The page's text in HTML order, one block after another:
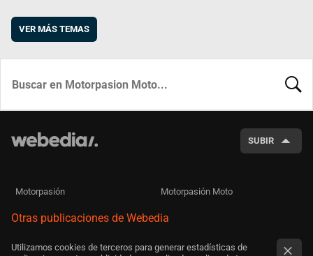
VER MÁS TEMAS
SUBIR
Motorpasión Motorpasión Moto
Otras publicaciones de Webedia
Utilizamos cookies de terceros para generar estadísticas de